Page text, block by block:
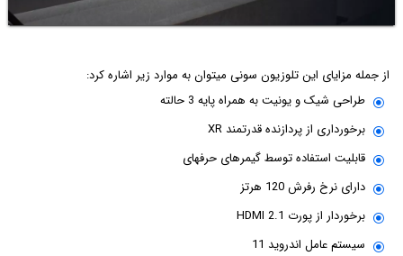
از جمله مزایای این تلوزیون سونی می‎توان به موارد زیر اشاره کرد:
طراحی شیک و یونیت به همراه پایه 3 حالته
برخورداری از پردازنده قدرتمند XR
قابلیت استفاده توسط گیمرهای حرفه‎ای
دارای نرخ رفرش 120 هرتز
برخوردار از پورت HDMI 2.1
سیستم عامل اندروید 11